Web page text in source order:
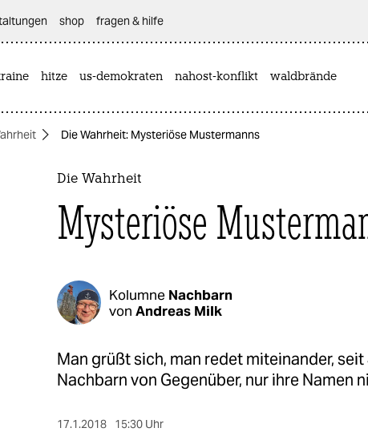
shop fragen & hilfe
hitze us-demokraten nahost-konflikt waldbrände
Die Wahrheit: Mysteriöse Mustermanns
Die Wahrheit
Mysteriöse
Kolumne Nachbarn
von Andreas Milk
Man grüßt sich, man redet miteinander,
Nachbarn von Gegenüber, nur ihre Namen
17.1.2018 15:30 Uhr